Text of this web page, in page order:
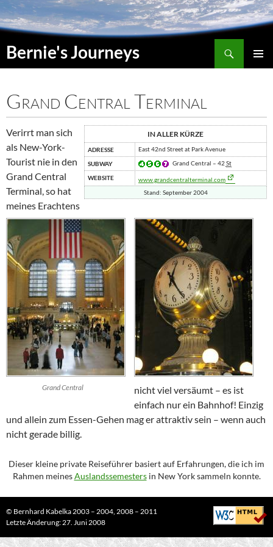
Bernie's Journeys
Suchen
Grand Central Terminal
IN ALLER KÜRZE
ADRESSE
East 42nd Street at Park Avenue
SUBWAY
Grand Central – 42 St
WEBSITE
www.grandcentralterminal.com
Stand: September 2004
Grand Central
Verirrt man sich
als New-York-
Tourist nie in den
Grand Central
Terminal , so hat
meines Erachtens
nicht viel versäumt – es ist
einfach nur ein Bahnhof! Einzig
und allein zum Essen-Gehen mag er attraktiv sein – wenn auch
nicht gerade billig.
Dieser kleine private Reiseführer basiert auf Erfahrungen, die ich im
Rahmen meinesAuslandssemestersin New Yorksammeln konnte.
© Bernhard Kabelka 2003 – 2004, 2008 – 2011
Letzte Änderung: 27. Juni 2008